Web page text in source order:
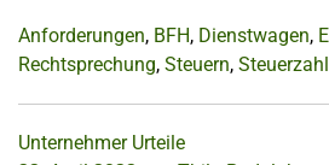
Anforderungen, BFH, Dienstwagen,
Rechtsprechung, Steuern,
Unternehmer Urteile